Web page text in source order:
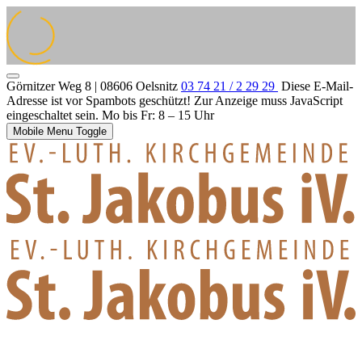
Görnitzer Weg 8 | 08606 Oelsnitz 03 74 21 / 2 29 29 Diese E-Mail-
Adresse ist vor Spambots geschützt! Zur Anzeige muss JavaScript
eingeschaltet sein. Mo bis Fr: 8 – 15 Uhr
Mobile Menu Toggle